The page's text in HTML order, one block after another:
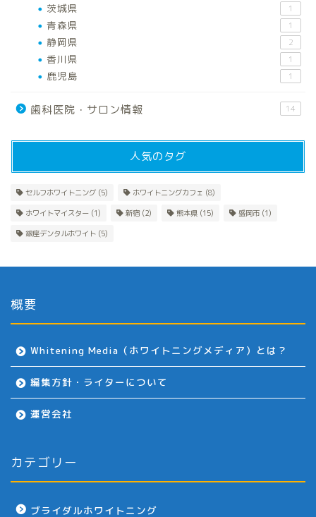
茨城県 1
青森県 1
静岡県 2
香川県 1
鹿児島 1
歯科医院・サロン情報 14
人気のタグ
セルフホワイトニング (5) ホワイトニングカフェ (8)
ホワイトマイスター (1) 新宿(2) 熊本県 (15) 盛岡市 (1)
銀座デンタルホワイト (5)
概要
Whitening Media（ホワイトニングメディア）とは？
編集方針・ライターについて
運営会社
カテゴリー
ブライダルホワイトニング